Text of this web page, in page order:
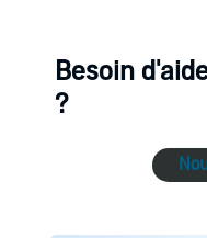
Besoin
?